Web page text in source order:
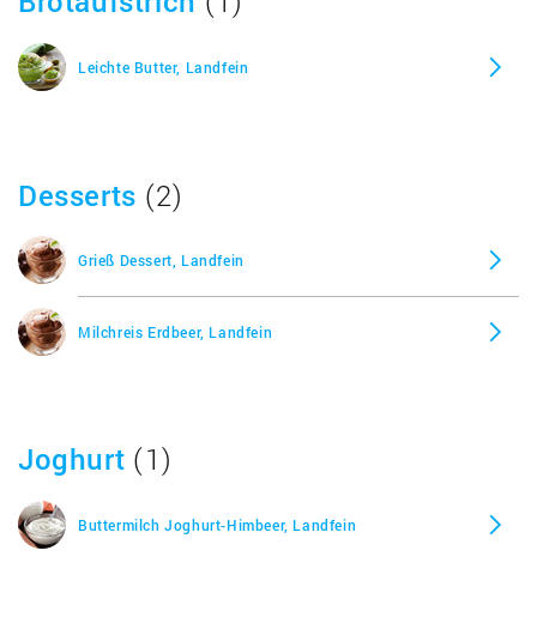
Leichte Butter, Landfein
Desserts (2)
Grieß Dessert, Landfein
Milchreis Erdbeer, Landfein
Joghurt (1)
Buttermilch Joghurt-Himbeer, Landfein